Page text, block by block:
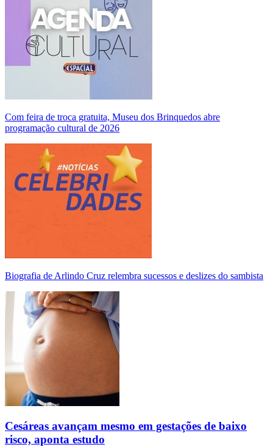
Com feira de troca gratuita, Museu dos Brinquedos abre
programação cultural de 2026
Biografia de Arlindo Cruz relembra sucessos e deslizes do sambista
Cesáreas avançam mesmo em gestações de baixo
risco, aponta estudo